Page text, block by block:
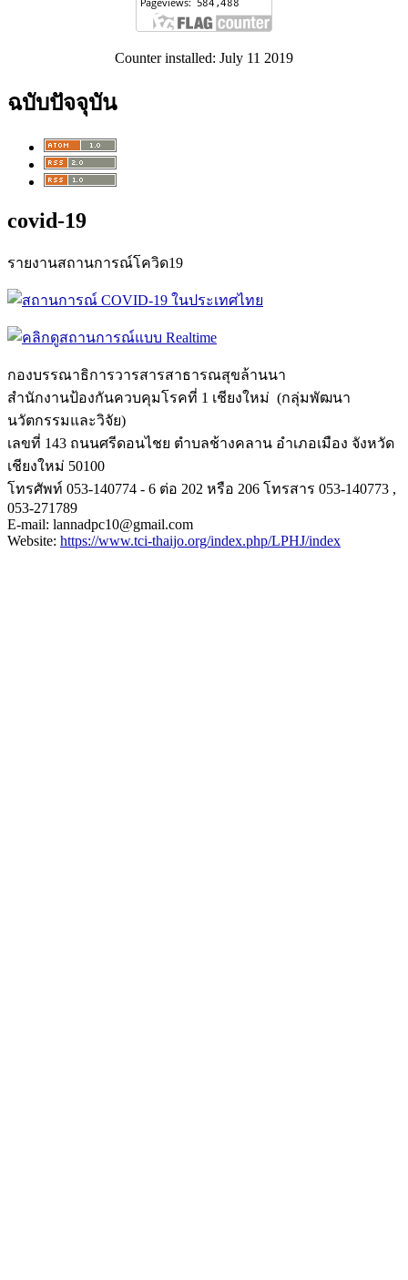
Counter installed: July 11 2019
ฉบับปัจจุบัน
covid-19
รายงานสถานการณ์โควิด19
กองบรรณาธิการวารสารสาธารณสุขล้านนา
สำนักงานป้องกันควบคุมโรคที่ 1 เชียงใหม่ (กลุ่มพัฒนา
นวัตกรรมและวิจัย)
เลขที่ 143 ถนนศรีดอนไชย ตำบลช้างคลาน อำเภอเมือง จังหวัด
เชียงใหม่ 50100
โทรศัพท์ 053-140774 - 6 ต่อ 202 หรือ 206 โทรสาร 053-140773 ,
053-271789
E-mail: lannadpc10@gmail.com
Website: https://www.tci-thaijo.org/index.php/LPHJ/index